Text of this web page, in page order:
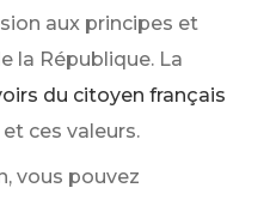
aux principes et
la République. La
du citoyen français
ces valeurs.
vous pouvez